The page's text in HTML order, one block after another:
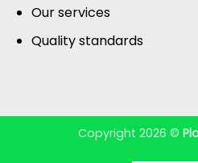
Our services
Quality standards
Copyright 2026 ©